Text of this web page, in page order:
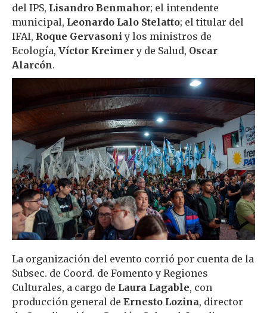
del IPS, Lisandro Benmahor; el intendente
municipal, Leonardo Lalo Stelatto; el titular del
IFAI, Roque Gervasoniy los ministros de
Ecología, Víctor Kreimery de Salud, Oscar
Alarcón.
La organización del evento corrió por cuenta de la
Subsec. de Coord. de Fomento y Regiones
Culturales, a cargo de Laura Lagable, con
producción general de Ernesto Lozina, director